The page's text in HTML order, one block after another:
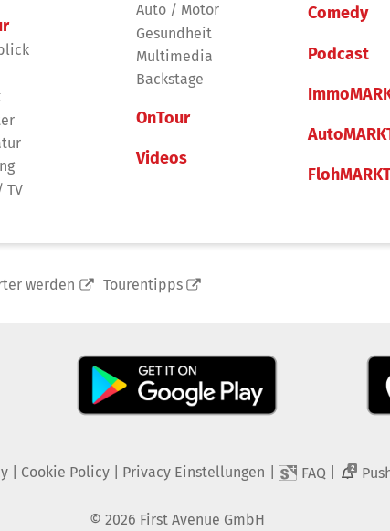
TV
Auto / Motor
Gesundheit
Multimedia
Backstage
OnTour
Videos
Comedy
Podcast
werden Tourentipps
| Cookie Policy| Privacy Einstellungen FAQ 2
© 2026 First Avenue GmbH